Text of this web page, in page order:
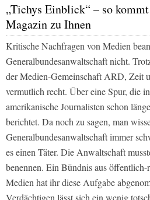
„Tichys Einblick“ – so
Magazin zu Ihnen
Kritische Nachfragen von Medien
Generalbundesanwaltschaft nicht.
der Medien-Gemeinschaft ARD, Zeit
vermutlich recht. Über eine Spur, die
amerikanische Journalisten schon
berichtet. Da noch zu sagen, man
Generalbundesanwaltschaft immer
es einen Täter. Die Anwaltschaft
benennen. Ein Bündnis aus
Medien hat ihr diese Aufgabe
Verdächtigen lässt sich ein wenig